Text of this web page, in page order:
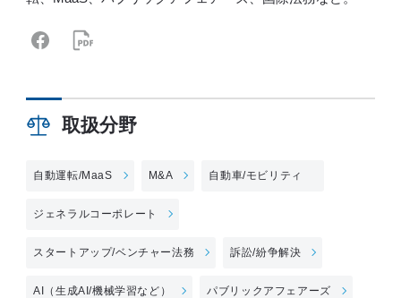
取扱分野
自動運転/MaaS M&A 自動車/モビリティ
ジェネラルコーポレート
スタートアップ/ベンチャー法務 訴訟/紛争解決
AI（生成AI/機械学習など） パブリックアフェアーズ